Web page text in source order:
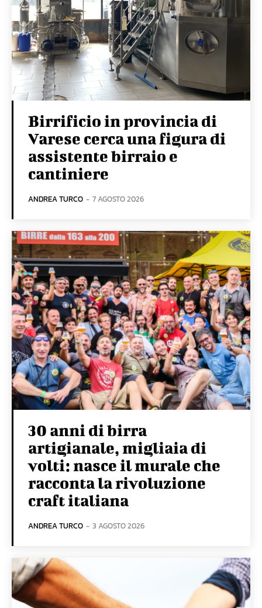
Birrificio in provincia di
Varese cerca una figura di
assistente birraio e
cantiniere
ANDREA TURCO - 7 AGOSTO 2026
30 anni di birra
artigianale, migliaia di
volti: nasce il murale che
racconta la rivoluzione
craft italiana
ANDREA TURCO - 3 AGOSTO 2026